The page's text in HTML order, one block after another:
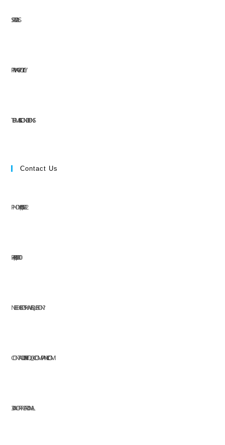
SPECIALS
PRIVACY POLICY
TERMS & CONDITIONS
Contact Us
PHONE: (+63) 555 1212
FAX: (+63) 555 0100
NEED HELP OR HAVE A QUESTION?
CONTACT US AT:INFO@COMPANY.COM
304 NORTH CARDINAL